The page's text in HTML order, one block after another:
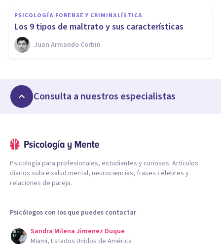
PSICOLOGÍA FORENSE Y CRIMINALÍSTICA
​Los 9 tipos de maltrato y sus características
Juan Armando Corbin
Consulta a nuestros especialistas
Psicología para profesionales, estudiantes y curiosos. Artículos
diarios sobre salud mental, neurociencias, frases célebres y
relaciones de pareja.
Psicólogos con los que puedes contactar
Sandra Milena Jimenez Duque
Miami, Estados Unidos de América